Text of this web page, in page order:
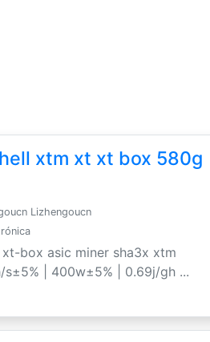
xtm xt xt box 580g
Lizhengoucn
box asic miner sha3x xtm
| 400w±5% | 0.69j/gh ...